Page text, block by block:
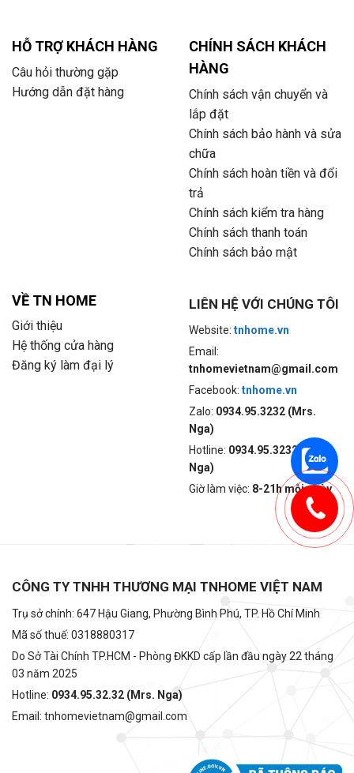
HỖ TRỢ KHÁCH HÀNG
Câu hỏi thường gặp
Hướng dẫn đặt hàng
CHÍNH SÁCH KHÁCH
HÀNG
Chính sách vận chuyển và
lắp đặt
Chính sách bảo hành và sửa
chữa
Chính sách hoàn tiền và đổi
trả
Chính sách kiểm tra hàng
Chính sách thanh toán
Chính sách bảo mật
VỀ TN HOME
Giới thiệu
Hệ thống cửa hàng
Đăng ký làm đại lý
LIÊN HỆ VỚI CHÚNG TÔI
Website: tnhome.vn
Email:
tnhomevietnam@gmail.com
Facebook: tnhome.vn
Zalo: 0934.95.3232 (Mrs.
Nga)
Hotline: 0934.95.3232 (Mrs.
Nga)
Giờ làm việc: 8-21h mỗi ngày
CÔNG TY TNHH THƯƠNG MẠI TNHOME VIỆT NAM
Trụ sở chính: 647 Hậu Giang, Phường Bình Phú, TP. Hồ Chí Minh
Mã số thuế: 0318880317
Do Sở Tài Chính TP.HCM - Phòng ĐKKD cấp lần đầu ngày 22 tháng
03 năm 2025
Hotline: 0934.95.32.32 (Mrs. Nga)
Email: tnhomevietnam@gmail.com